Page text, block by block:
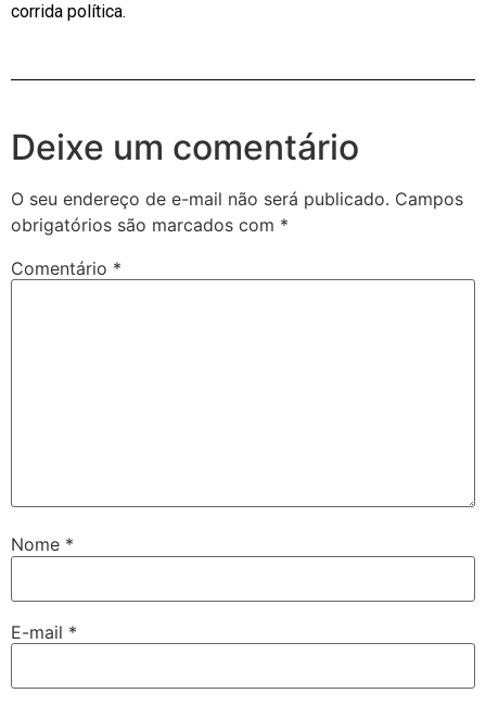
corrida política.
Deixe um comentário
O seu endereço de e-mail não será publicado. Campos
obrigatórios são marcados com *
Comentário *
Nome *
E-mail *